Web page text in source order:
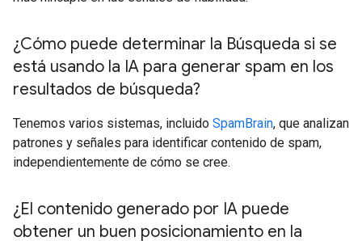
¿Cómo puede determinar la Búsqueda si se
está usando la IA para generar spam en los
resultados de búsqueda?
Tenemos varios sistemas, incluido SpamBrain, que analizan
patrones y señales para identificar contenido de spam,
independientemente de cómo se cree.
¿El contenido generado por IA puede
obtener un buen posicionamiento en la